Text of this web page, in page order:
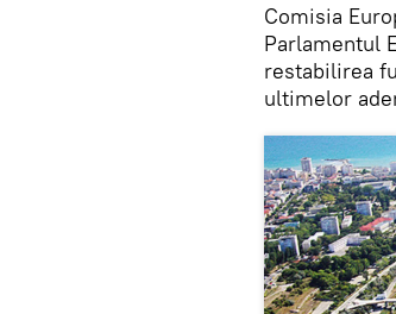
Comisia
Parlamentul
restabilirea
ultimelor